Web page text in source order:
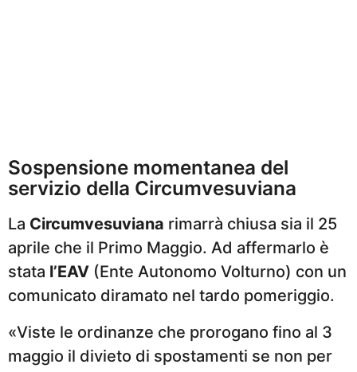
Sospensione momentanea del
servizio della Circumvesuviana
La Circumvesuviana rimarrà chiusa sia il 25
aprile che il Primo Maggio. Ad affermarlo è
stata l’EAV (Ente Autonomo Volturno) con un
comunicato diramato nel tardo pomeriggio.
«Viste le ordinanze che prorogano fino al 3
maggio il divieto di spostamenti se non per